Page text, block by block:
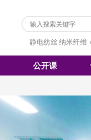
静电纺丝 纳米纤维
公开课